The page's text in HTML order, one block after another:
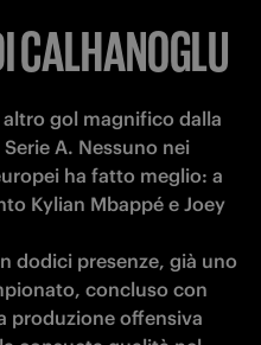
CALHANOGLU
gol magnifico dalla
A. Nessuno nei
ha fatto meglio: a
Kylian Mbappé e Joey
dodici presenze, già uno
concluso con
produzione offensiva